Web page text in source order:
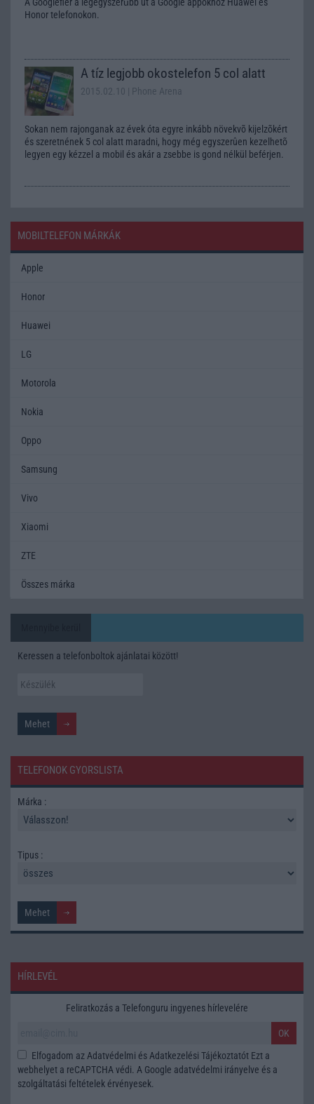
Honor telefonokon.
A tíz legjobb okostelefon 5 col alatt
2015.02.10 | Phone Arena
Sokan nem rajonganak az évek óta egyre inkább növekvõ kijelzõkért
és szeretnének 5 col alatt maradni, hogy még egyszerûen kezelhetõ
legyen egy kézzel a mobil és akár a zsebbe is gond nélkül beférjen.
MOBILTELEFON MÁRKÁK
Apple
Honor
Huawei
LG
Motorola
Nokia
Oppo
Samsung
Vivo
Xiaomi
ZTE
Összes márka
Keressen a telefonboltok ajánlatai között!
TELEFONOK GYORSLISTA
Márka :
Tipus :
HÍRLEVÉL
Feliratkozás a Telefonguru ingyenes hírlevelére
OK
Elfogadom az Adatvédelmi és Adatkezelési Tájékoztatót Ezt a
webhelyet a reCAPTCHA védi. A Google adatvédelmi irányelve és a
szolgáltatási feltételek érvényesek.